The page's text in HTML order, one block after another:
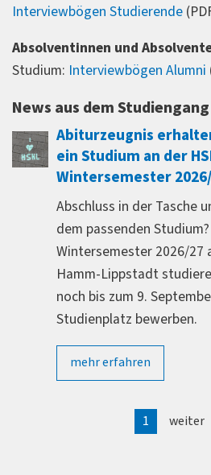
Interviewbögen Studierende
Absolventinnen und
Studium: Interviewbögen Alumni
News aus dem Studiengang
Abiturzeugnis
ein Studium an der
Wintersemester
Abschluss in der Tasche
dem passenden
Wintersemester 2026/27
Hamm-Lippstadt
noch bis zum 9.
Studienplatz bewerben.
mehr erfahren
1 weiter